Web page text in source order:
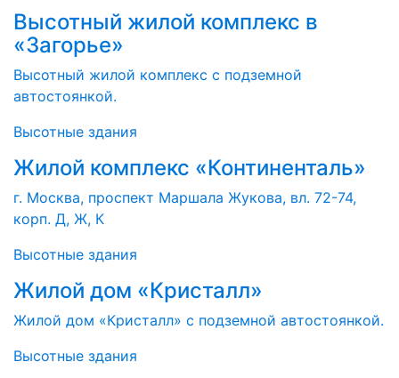
Высотный жилой комплекс в
«Загорье»
Высотный жилой комплекс с подземной
автостоянкой.
Высотные здания
Жилой комплекс «Континенталь»
г. Москва, проспект Маршала Жукова, вл. 72-74,
корп. Д, Ж, К
Высотные здания
Жилой дом «Кристалл»
Жилой дом «Кристалл» с подземной автостоянкой.
Высотные здания